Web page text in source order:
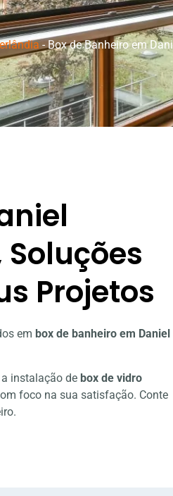
-Box de Banheiro em
Projetos
em box de banheiro em Daniel
instalação de box de vidro
foco na sua satisfação. Conte